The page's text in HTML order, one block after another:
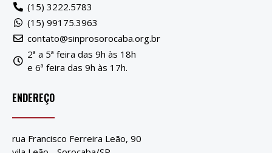
(15) 3222.5783
(15) 99175.3963
contato@sinprosorocaba.org.br
2ª a 5ª feira das 9h às 18h
e 6ª feira das 9h às 17h.
ENDEREÇO
rua Francisco Ferreira Leão, 90